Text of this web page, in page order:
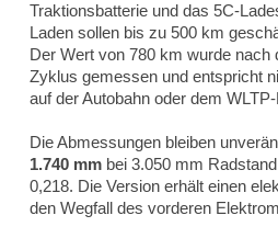
Traktionsbatterie und das 5C-
Laden sollen bis zu 500 km
Der Wert von 780 km wurde
Zyklus gemessen und entspricht
auf der Autobahn oder dem
Die Abmessungen bleiben
1.740 mm bei 3.050 mm
0,218. Die Version erhält einen
den Wegfall des vorderen